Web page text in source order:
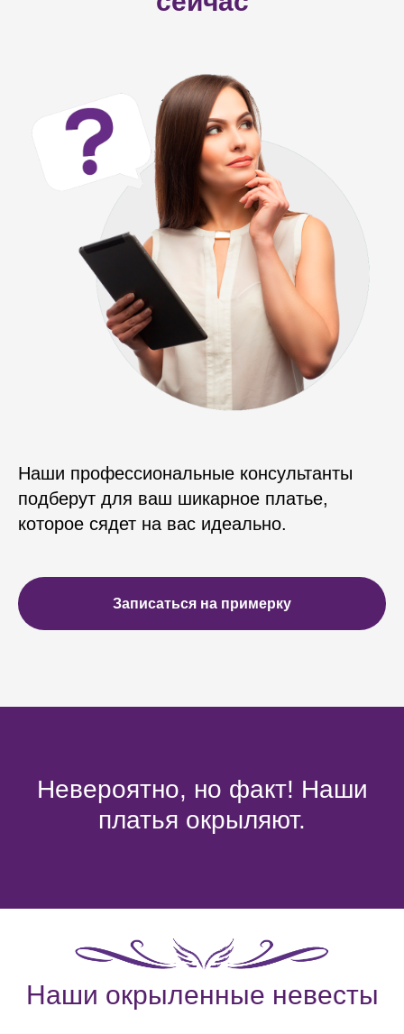
Наши профессиональные консультанты
подберут для ваш шикарное платье,
которое сядет на вас идеально.
Записаться на примерку
Невероятно, но факт! Наши
платья окрыляют.
Наши окрыленные невесты